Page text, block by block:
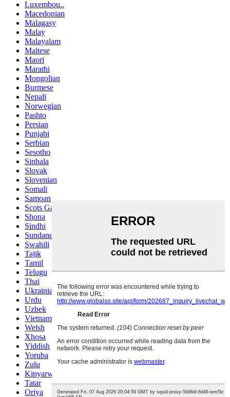
Luxembou..
Macedonian
Malagasy
Malay
Malayalam
Maltese
Maori
Marathi
Mongolian
Burmese
Nepali
Norwegian
Pashto
Persian
Punjabi
Serbian
Sesotho
Sinhala
Slovak
Slovenian
Somali
Samoan
Scots Gaelic
Shona
Sindhi
Sundanese
Swahili
Tajik
Tamil
Telugu
Thai
Ukrainian
Urdu
Uzbek
Vietnamese
Welsh
Xhosa
Yiddish
Yoruba
Zulu
Kinyarwanda
Tatar
Oriya